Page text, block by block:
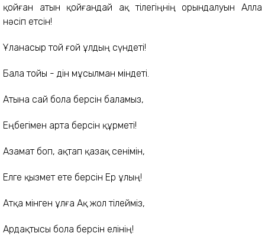
қойған атын қойғандай ақ тілегіңнің орындалуын Алла
нәсіп етсін!
Ұланасыр той ғой ұлдың сүндеті!
Бала тойы - дін мұсылман міндеті.
Атына сай бола берсін баламыз,
Еңбегімен арта берсін құрметі!
Азамат боп, ақтап қазақ сенімін,
Елге қызмет ете берсін Ер ұлың!
Атқа мінген ұлға Ақ жол тілейміз,
Ардақтысы бола берсін елінің!